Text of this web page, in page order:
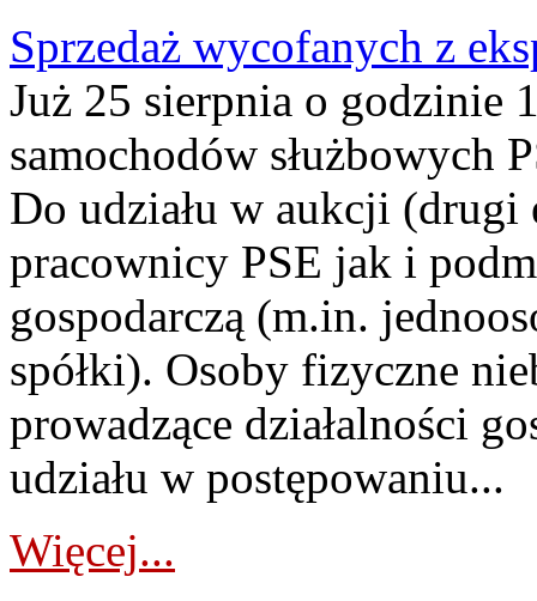
Sprzedaż wycofanych z
Już 25 sierpnia o godzinie
samochodów służbowych
Do udziału w aukcji (drugi
pracownicy PSE jak i
gospodarczą (m.in.
spółki). Osoby fizyczne
prowadzące działalności
udziału w postępowaniu...
Więcej...